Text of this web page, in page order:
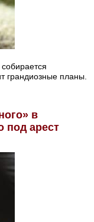
грандиозные планы.
в
под арест